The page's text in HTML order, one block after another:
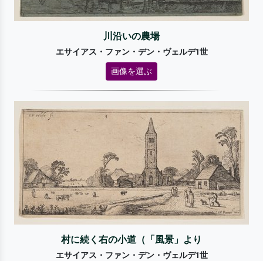
川沿いの農場
エサイアス・ファン・デン・ヴェルデ1世
画像を選ぶ
村に続く右の小道（「風景」より
エサイアス・ファン・デン・ヴェルデ1世